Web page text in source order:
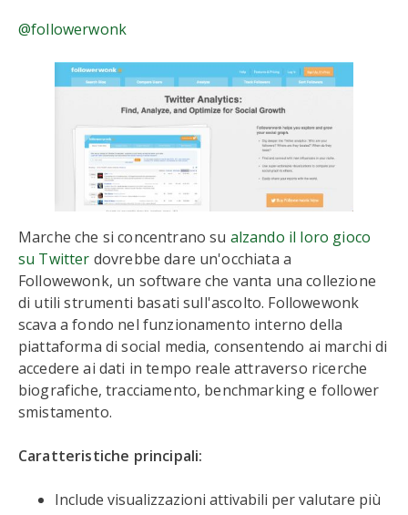
@followerwonk
Marche che si concentrano su alzando il loro gioco
su Twitter dovrebbe dare un'occhiata a
Followewonk, un software che vanta una collezione
di utili strumenti basati sull'ascolto. Followewonk
scava a fondo nel funzionamento interno della
piattaforma di social media, consentendo ai marchi di
accedere ai dati in tempo reale attraverso ricerche
biografiche, tracciamento, benchmarking e follower
smistamento.
Caratteristiche principali:
Include visualizzazioni attivabili per valutare più